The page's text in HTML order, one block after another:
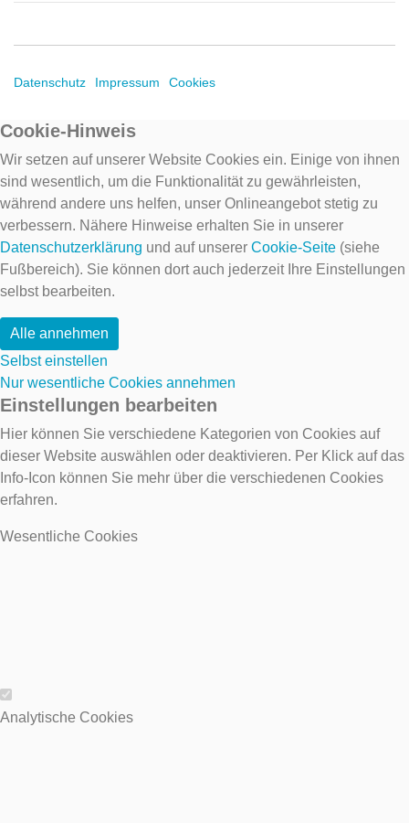
Datenschutz Impressum Cookies
Cookie-Hinweis
Wir setzen auf unserer Website Cookies ein. Einige von ihnen
sind wesentlich, um die Funktionalität zu gewährleisten,
während andere uns helfen, unser Onlineangebot stetig zu
verbessern. Nähere Hinweise erhalten Sie in unserer
Datenschutzerklärung und auf unserer Cookie-Seite (siehe
Fußbereich). Sie können dort auch jederzeit Ihre Einstellungen
selbst bearbeiten.
Alle annehmen
Selbst einstellen
Nur wesentliche Cookies annehmen
Einstellungen bearbeiten
Hier können Sie verschiedene Kategorien von Cookies auf
dieser Website auswählen oder deaktivieren. Per Klick auf das
Info-Icon können Sie mehr über die verschiedenen Cookies
erfahren.
Wesentliche Cookies
Wesentliche Cookies
Analytische Cookies